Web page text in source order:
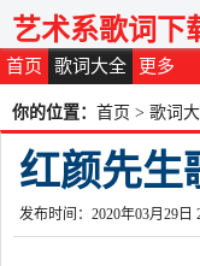
首页 歌词大全 更多
艺术系歌词下
你的位置： 首页 > 歌词
红颜先生
发布时间：2020年03月29日